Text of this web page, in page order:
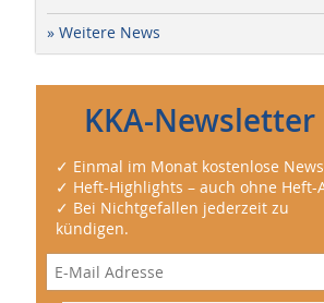
» Weitere News
KKA-Newsletter
✓ Einmal im Monat kostenlose
✓ Heft-Highlights – auch ohne Heft-
✓ Bei Nichtgefallen jederzeit zu
kündigen.